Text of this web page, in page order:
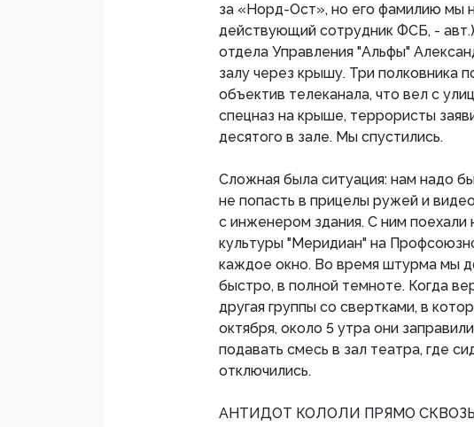
за «Норд-Ост», но его фамилию мы
действующий сотрудник ФСБ, -
отдела Управления "Альфы"
залу через крышу. Три полковника
объектив телеканала, что вел с
спецназ на крыше, террористы
десятого в зале. Мы спустились.
Сложная была ситуация: нам надо
не попасть в прицелы ружей и
с инженером здания. С ним поехали
культуры "Меридиан" на
каждое окно. Во время штурма мы
быстро, в полной темноте. Когда
другая группы со свертками, в
октября, около 5 утра они
подавать смесь в зал театра, где
отключились.
АНТИДОТ КОЛОЛИ ПРЯМО